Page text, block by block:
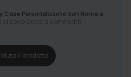
Case Personalizzato con Nome e
ci sono ancora commenti
il prodotto